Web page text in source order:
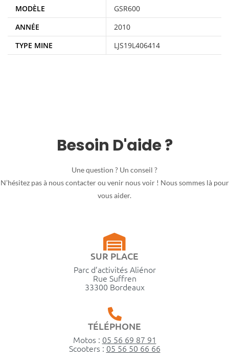
MODÈLE
GSR600
ANNÉE
2010
TYPE MINE
LJS19L406414
Besoin D'aide ?
Une question ? Un conseil ?
N’hésitez pas à nous contacter ou venir nous voir ! Nous sommes là pour
vous aider.
SUR PLACE
Parc d’activités Aliénor
Rue Suffren
33300 Bordeaux
TÉLÉPHONE
Motos : 05 56 69 87 91
Scooters : 05 56 50 66 66